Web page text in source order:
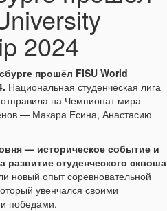
2024
прошёл FISU World
Национальная студенческая лига
на Чемпионат мира
— Макара Есина, Анастасию
— историческое событие и
развитие студенческого сквоша
новый опыт соревновательной
увенчался своими
победами.